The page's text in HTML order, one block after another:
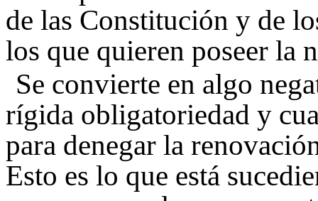
de las Constitución y de
los que quieren poseer la
Se convierte en algo
rígida obligatoriedad y
para denegar la
Esto es lo que está